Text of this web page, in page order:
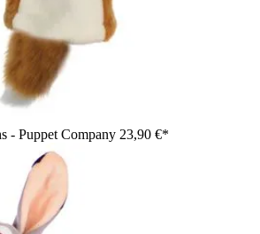
- Puppet Company 23,90 €*